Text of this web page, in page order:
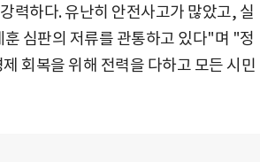
력하다. 유난히 안전사고가 많았고, 실
심판의 저류를 관통하고 있다"며 "정
회복을 위해 전력을 다하고 모든 시민